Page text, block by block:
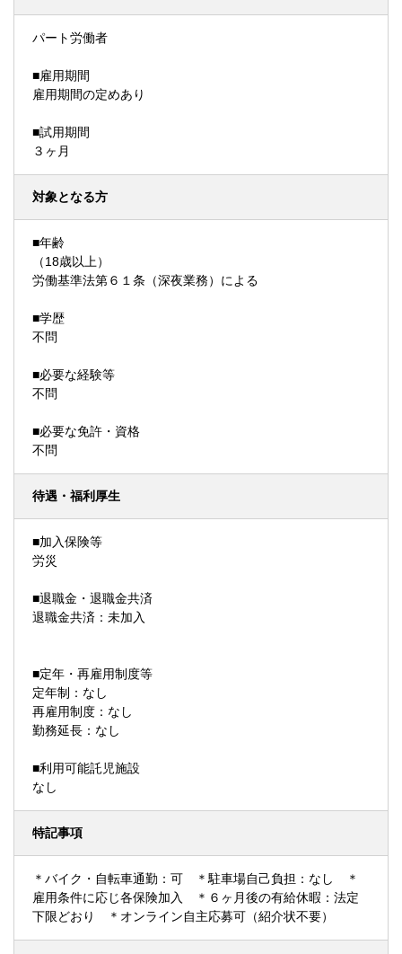
パート労働者
■雇用期間
雇用期間の定めあり
■試用期間
３ヶ月
対象となる方
■年齢
（18歳以上）
労働基準法第６１条（深夜業務）による
■学歴
不問
■必要な経験等
不問
■必要な免許・資格
不問
待遇・福利厚生
■加入保険等
労災
■退職金・退職金共済
退職金共済：未加入
■定年・再雇用制度等
定年制：なし
再雇用制度：なし
勤務延長：なし
■利用可能託児施設
なし
特記事項
＊バイク・自転車通勤：可 ＊駐車場自己負担：なし ＊
雇用条件に応じ各保険加入 ＊６ヶ月後の有給休暇：法定
下限どおり ＊オンライン自主応募可（紹介状不要）